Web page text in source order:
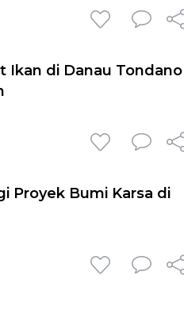
Ikan di Danau Tondano
Proyek Bumi Karsa di